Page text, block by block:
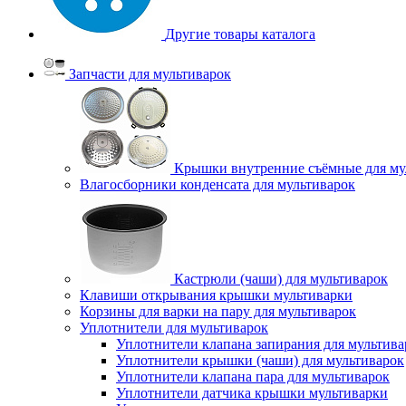
Другие товары каталога
Запчасти для мультиварок
Крышки внутренние съёмные для
Влагосборники конденсата для мультиварок
Кастрюли (чаши) для мультиварок
Клавиши открывания крышки мультиварки
Корзины для варки на пару для мультиварок
Уплотнители для мультиварок
Уплотнители клапана запирания для
Уплотнители крышки (чаши) для мультиварок
Уплотнители клапана пара для мультиварок
Уплотнители датчика крышки мультиварки